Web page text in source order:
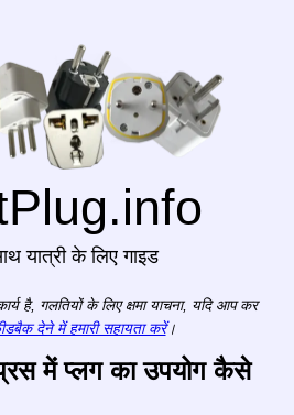
यात्री के लिए गाइड
है, गलतियों के लिए क्षमा याचना, यदि आप कर
देने में हमारी सहायता करें।
में प्लग का उपयोग कैसे